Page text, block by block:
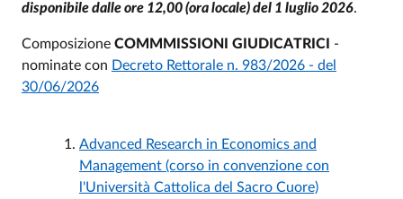
disponibile dalle ore 12,00 (ora locale) del 1 luglio 2026.
Composizione COMMMISSIONI GIUDICATRICI -
nominate con Decreto Rettorale n. 983/2026 - del
30/06/2026
Advanced Research in Economics and
Management (corso in convenzione con
l'Università Cattolica del Sacro Cuore)